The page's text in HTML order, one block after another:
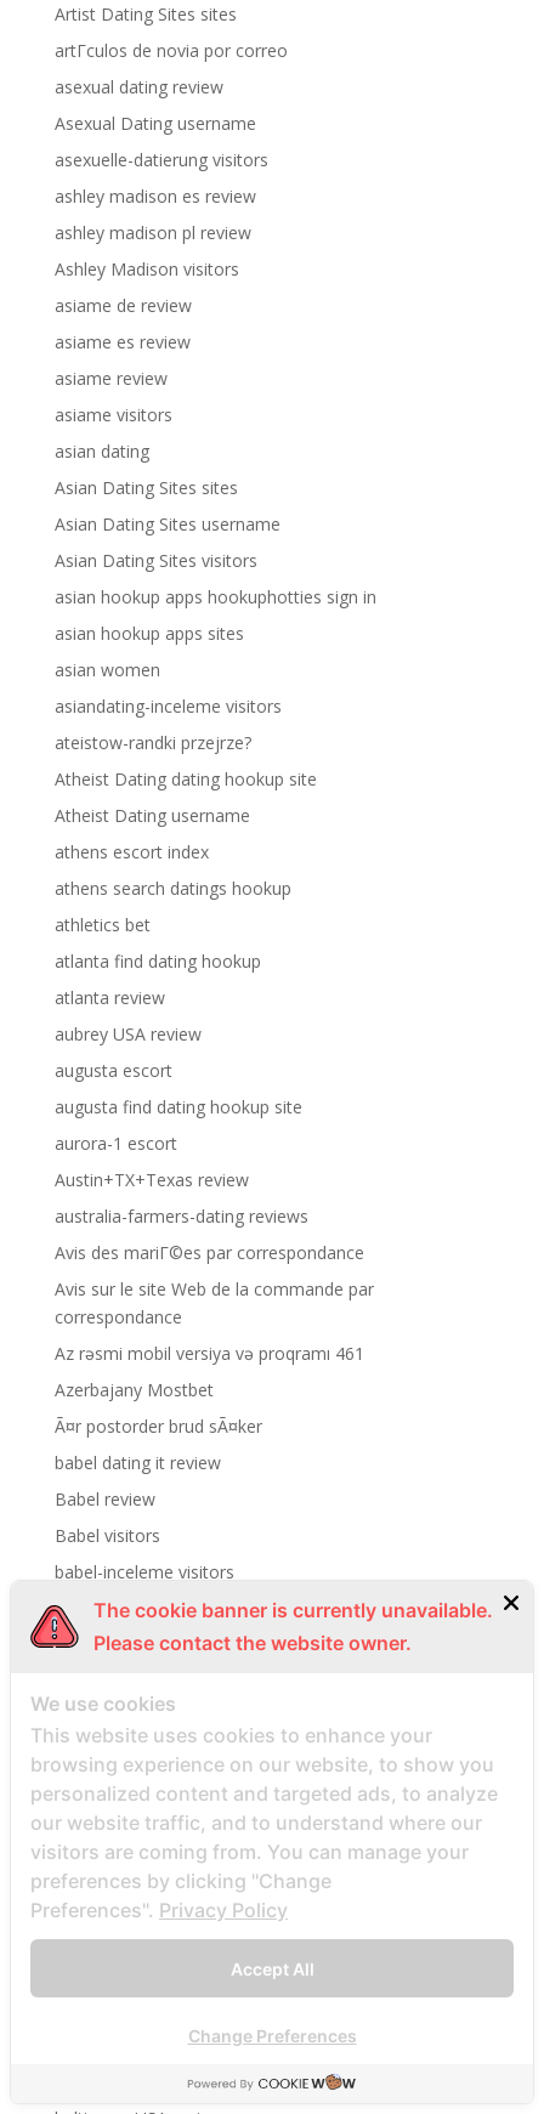
Artist Dating Sites sites
artГ­culos de novia por correo
asexual dating review
Asexual Dating username
asexuelle-datierung visitors
ashley madison es review
ashley madison pl review
Ashley Madison visitors
asiame de review
asiame es review
asiame review
asiame visitors
asian dating
Asian Dating Sites sites
Asian Dating Sites username
Asian Dating Sites visitors
asian hookup apps hookuphotties sign in
asian hookup apps sites
asian women
asiandating-inceleme visitors
ateistow-randki przejrze?
Atheist Dating dating hookup site
Atheist Dating username
athens escort index
athens search datings hookup
athletics bet
atlanta find dating hookup
atlanta review
aubrey USA review
augusta escort
augusta find dating hookup site
aurora-1 escort
Austin+TX+Texas review
australia-farmers-dating reviews
Avis des mariГ©es par correspondance
Avis sur le site Web de la commande par
correspondance
Az rəsmi mobil versiya və proqramı 461
Azerbajany Mostbet
Ã¤r postorder brud sÃ¤ker
babel dating it review
Babel review
Babel visitors
babel-inceleme visitors
bacaklД± posta sipariЕџi gelin siteleri
bad credit instant personal loans
bad credit payday loans online
bad credit personal loans 5000
badminton palce bets
Badoo dating hookup
badoo-inceleme visitors
Bahis sitesi
Bahsegel
Bakersfield+CA+California hookup sites
baltic-chat-rooms reviews
The cookie banner is currently unavailable.
Please contact the website owner.
We use cookies
This website uses cookies to enhance your
browsing experience on our website, to show you
personalized content and targeted ads, to analyze
our website traffic, and to understand where our
visitors are coming from. You can manage your
preferences by clicking "Change
Preferences". Privacy Policy
Accept All
Change Preferences